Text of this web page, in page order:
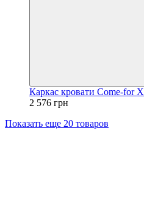
Каркас кровати Come-for
2 576 грн
Показать еще 20 товаров